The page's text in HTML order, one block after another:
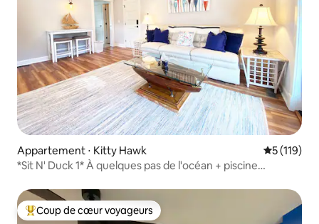
Appartement ⋅ Kitty Hawk Évaluation
5 (119)
*Sit N' Duck 1* À quelques pas de l'océan + piscine
Coups de cœur voyageurs les plus appréciés
Coup de cœur voyageurs